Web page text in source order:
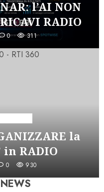
l’AI NON
RADIO
0 311
la
in RADIO
0 930